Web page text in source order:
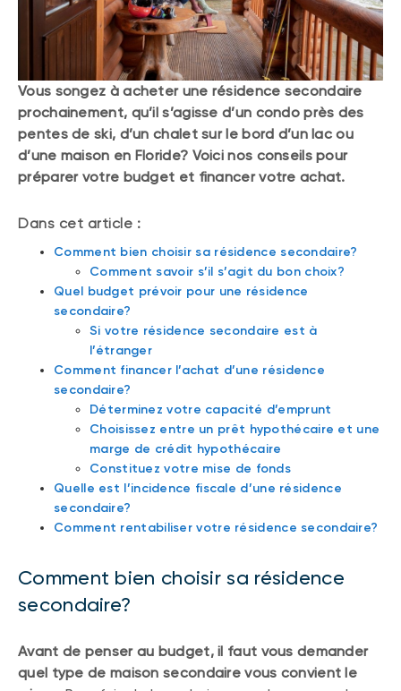
Vous songez à acheter une résidence secondaire
prochainement, qu’il s’agisse d’un condo près des
pentes de ski, d’un chalet sur le bord d’un lac ou
d’une maison en Floride? Voici nos conseils pour
préparer votre budget et financer votre achat.
Dans cet article :
Comment bien choisir sa résidence secondaire?
Comment savoir s’il s’agit du bon choix?
Quel budget prévoir pour une résidence
secondaire?
Si votre résidence secondaire est à
l’étranger
Comment financer l’achat d’une résidence
secondaire?
Déterminez votre capacité d’emprunt
Choisissez entre un prêt hypothécaire et une
marge de crédit hypothécaire
Constituez votre mise de fonds
Quelle est l’incidence fiscale d’une résidence
secondaire?
Comment rentabiliser votre résidence secondaire?
Comment bien choisir sa résidence
secondaire?
Avant de penser au budget, il faut vous demander
quel type de maison secondaire vous convient le